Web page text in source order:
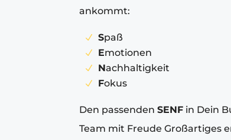
ankommt:
Spaß
Emotionen
Nachhaltigkeit
Fokus
Den passendenSENF in Dein
Team mit Freude Großartiges